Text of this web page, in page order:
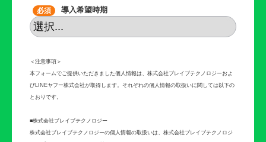
導入希望時期
＜注意事項＞
本フォームでご提供いただきました個人情報は、株式会社ブレイブテクノロジーおよ
びLINEヤフー株式会社が取得します。それぞれの個人情報の取扱いに関しては以下の
とおりです。
■株式会社ブレイブテクノロジー
株式会社ブレイブテクノロジーの個人情報の取扱いは、株式会社ブレイブテクノロジ